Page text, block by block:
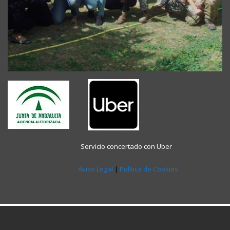
Servicio concertado con Uber
Aviso Legal | Política de Cookies